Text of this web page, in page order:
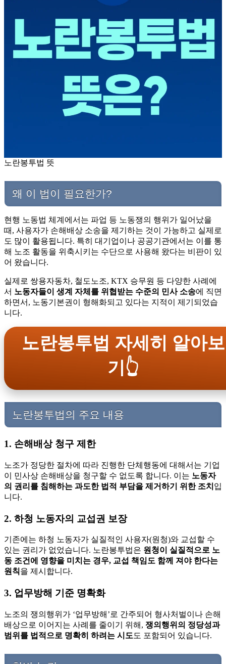
노란봉투법 뜻
왜 이 법이 필요한가?
현행 노동법 체계에서는 파업 등 노동쟁의 행위가 일어났을
때, 사용자가 손해배상 소송을 제기하는 것이 가능하고 실제로
도 많이 활용됩니다. 특히 대기업이나 공공기관에서는 이를 통
해 노조 활동을 위축시키는 수단으로 사용해 왔다는 비판이 있
어 왔습니다.
실제로 쌍용자동차, 철도노조, KTX 승무원 등 다양한 사례에
서 노동자들이 생계 자체를 위협받는 수준의 민사 소송에 직면
하면서, 노동기본권이 형해화되고 있다는 지적이 제기되었습
니다.
노란봉투법 자세히 알아보
기👆
노란봉투법의 주요 내용
1. 손해배상 청구 제한
노조가 정당한 절차에 따라 진행한 단체행동에 대해서는 기업
이 민사상 손해배상을 청구할 수 없도록 합니다. 이는 노동자
의 권리를 침해하는 과도한 법적 부담을 제거하기 위한 조치 입
니다.
2. 하청 노동자의 교섭권 보장
기존에는 하청 노동자가 실질적인 사용자(원청)와 교섭할 수
있는 권리가 없었습니다. 노란봉투법은 원청이 실질적으로 노
동 조건에 영향을 미치는 경우, 교섭 책임도 함께 져야 한다는
원칙을 제시합니다.
3. 업무방해 기준 명확화
노조의 쟁의행위가 ‘업무방해’로 간주되어 형사처벌이나 손해
배상으로 이어지는 사례를 줄이기 위해, 쟁의행위의 정당성과
범위를 법적으로 명확히 하려는 시도도 포함되어 있습니다.